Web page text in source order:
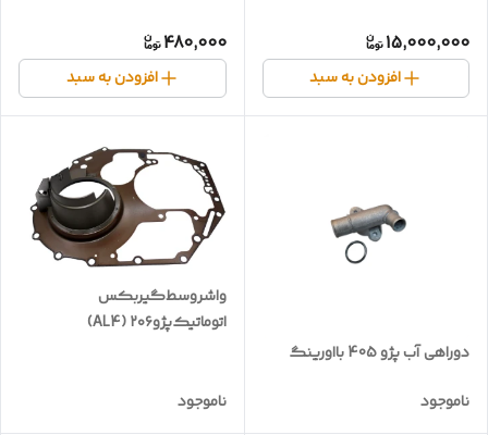
15,000,000
افزودن به سبد
480,000
افزودن به سبد
دوراهی آب پژو 405 بااورینگ
ناموجود
واشروسط‌گیربکس
اتوماتیک‌پژو۲۰۶ (AL4)
ناموجود